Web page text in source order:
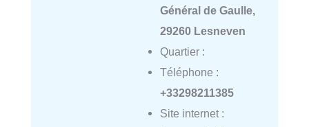
Général de Gaulle,
29260 Lesneven
Quartier :
Téléphone :
+33298211385
Site internet :